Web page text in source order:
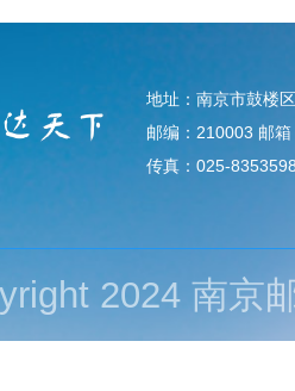
地址：南京市鼓楼
邮编：210003 邮
传真：025-
2024 南京